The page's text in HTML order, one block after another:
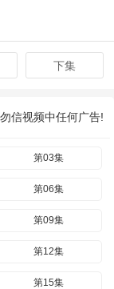
下集
信视频中任何广告!
第03集
第06集
第09集
第12集
第15集